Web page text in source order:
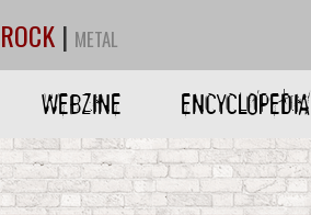
ROCK | METAL
WEBZINE ENCYCLOPEDIA